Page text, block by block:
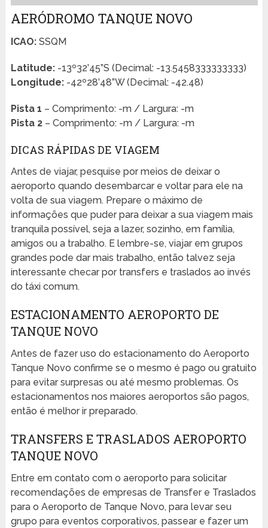
AERÓDROMO TANQUE NOVO
ICAO:SSQM
Latitude:-13º32’45”S (Decimal: -13.5458333333333)
Longitude:-42º28’48”W (Decimal: -42.48)
Pista 1 – Comprimento: -m / Largura: -m
Pista 2– Comprimento: -m / Largura: -m
DICAS RÁPIDAS DE VIAGEM
Antes de viajar, pesquise por meios de deixar o
aeroporto quando desembarcar e voltar para ele na
volta de sua viagem. Prepare o máximo de
informações que puder para deixar a sua viagem mais
tranquila possível, seja a lazer, sozinho, em família,
amigos ou a trabalho. E lembre-se, viajar em grupos
grandes pode dar mais trabalho, então talvez seja
interessante checar por transfers e traslados ao invés
do táxi comum.
ESTACIONAMENTO AEROPORTO DE
TANQUE NOVO
Antes de fazer uso do estacionamento do Aeroporto
Tanque Novo confirme se o mesmo é pago ou gratuito
para evitar surpresas ou até mesmo problemas. Os
estacionamentos nos maiores aeroportos são pagos,
então é melhor ir preparado.
TRANSFERS E TRASLADOS AEROPORTO
TANQUE NOVO
Entre em contato com o aeroporto para solicitar
recomendações de empresas de Transfer e Traslados
para o Aeroporto de Tanque Novo, para levar seu
grupo para eventos corporativos, passear e fazer um